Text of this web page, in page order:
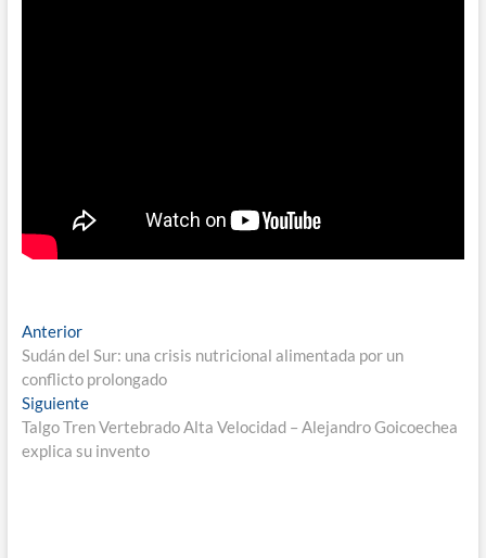
Navegación
de
entradas
AnteriorEntrada
anterior:
Sudán del Sur: una crisis nutricional alimentada por un
conflicto prolongado
SiguienteEntrada
siguiente:
Talgo Tren Vertebrado Alta Velocidad – Alejandro Goicoechea
explica su invento